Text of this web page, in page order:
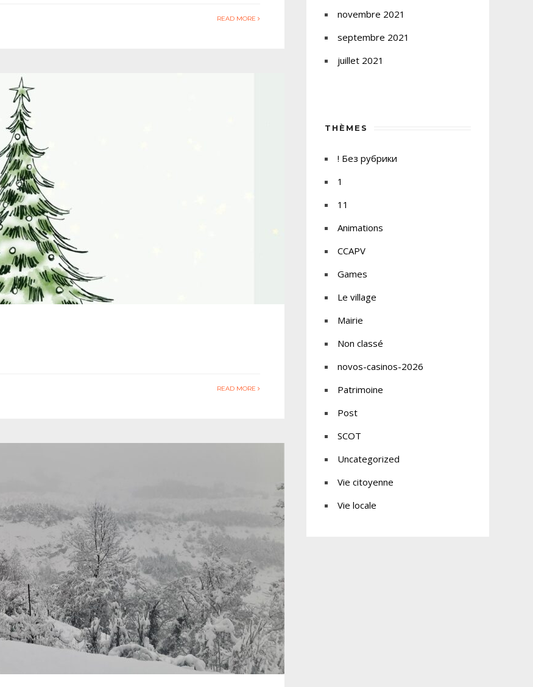
READ MORE
READ MORE
novembre 2021
septembre 2021
juillet 2021
THÈMES
! Без рубрики
1
11
Animations
CCAPV
Games
Le village
Mairie
Non classé
novos-casinos-2026
Patrimoine
Post
SCOT
Uncategorized
Vie citoyenne
Vie locale